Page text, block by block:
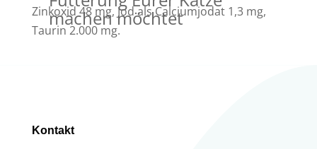
machen möchtet
Zinkoxid 48 mg, Jod als Calciumjodat 1,3 mg,
Taurin 2.000 mg.
Kontakt